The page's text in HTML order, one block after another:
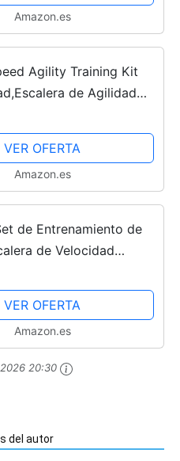
Amazon.es
​​Agility Training Kit
de Agilidad
Resistencia de
de...
VER OFERTA
Amazon.es
de Entrenamiento de
de Velocidad
Incluye 10 Conos más
Fútbol...
VER OFERTA
Amazon.es
20:30
del autor